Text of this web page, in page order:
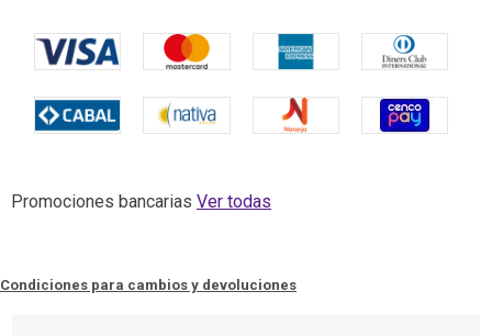
Promociones bancarias Ver todas
Condiciones para cambios y devoluciones